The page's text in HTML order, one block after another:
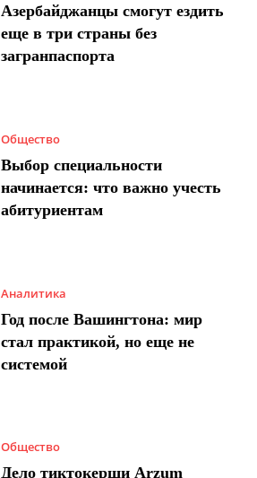
Азербайджанцы смогут ездить
еще в три страны без
загранпаспорта
Общество
Выбор специальности
начинается: что важно учесть
абитуриентам
Аналитика
Год после Вашингтона: мир
стал практикой, но еще не
системой
Общество
Дело тиктокерши Arzum